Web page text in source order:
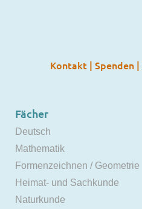
Kontakt | Spenden |
Fächer
Deutsch
Mathematik
Formenzeichnen / Geometrie
Heimat- und Sachkunde
Naturkunde